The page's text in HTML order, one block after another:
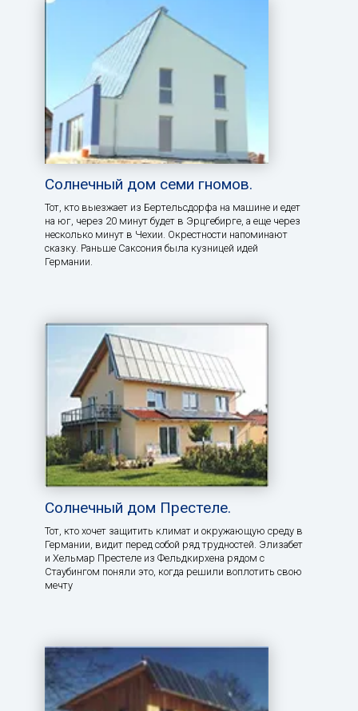
Солнечный дом семи гномов.
Тот, кто выезжает из Бертельсдорфа на машине и едет
на юг, через 20 минут будет в Эрцгебирге, а еще через
несколько минут в Чехии. Окрестности напоминают
сказку. Раньше Саксония была кузницей идей
Германии.
Солнечный дом Престеле.
Тот, кто хочет защитить климат и окружающую среду в
Германии, видит перед собой ряд трудностей. Элизабет
и Хельмар Престеле из Фельдкирхена рядом с
Стаубингом поняли это, когда решили воплотить свою
мечту